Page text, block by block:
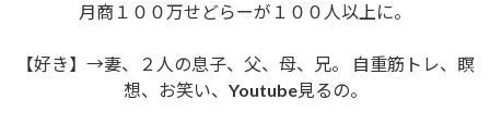
月商１００万せどらーが１００人以上に。
【好き】→妻、２人の息子、父、母、兄。 自重筋トレ、瞑
想、お笑い、Youtube見るの。